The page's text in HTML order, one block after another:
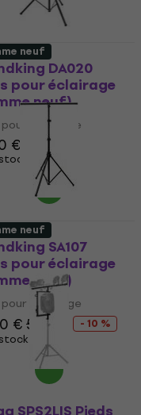
DA020
pour éclairage
neuf)
pour éclairage
€
neuf
SA107
pour éclairage
neuf)
pour éclairage
€53 €
- 10 %
neuf